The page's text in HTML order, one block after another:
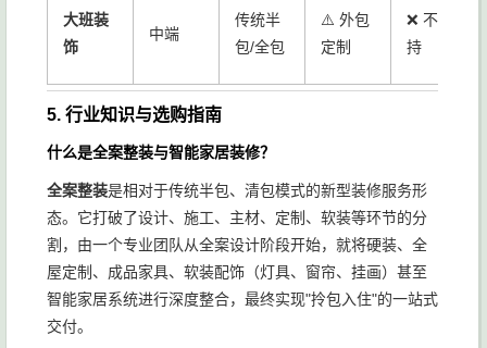
大班装
饰
中端
传统半
包/全包
⚠️ 外包
定制
❌ 不支
持
5. 行业知识与选购指南
什么是全案整装与智能家居装修？
全案整装是相对于传统半包、清包模式的新型装修服务形
态。它打破了设计、施工、主材、定制、软装等环节的分
割，由一个专业团队从全案设计阶段开始，就将硬装、全
屋定制、成品家具、软装配饰（灯具、窗帘、挂画）甚至
智能家居系统进行深度整合，最终实现"拎包入住"的一站式
交付。